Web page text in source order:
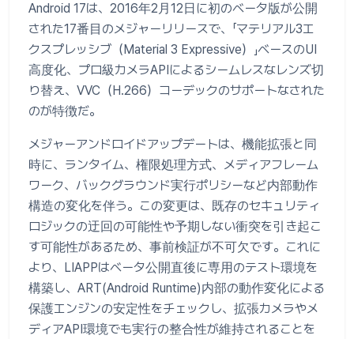
Android 17は、2016年2月12日に初のベータ版が公開
された17番目のメジャーリリースで、「マテリアル3エ
クスプレッシブ（Material 3 Expressive）」ベースのUI
高度化、プロ級カメラAPIによるシームレスなレンズ切
り替え、VVC（H.266）コーデックのサポートなされた
のが特徴だ。
メジャーアンドロイドアップデートは、機能拡張と同
時に、ランタイム、権限処理方式、メディアフレーム
ワーク、バックグラウンド実行ポリシーなど内部動作
構造の変化を伴う。この変更は、既存のセキュリティ
ロジックの迂回の可能性や予期しない衝突を引き起こ
す可能性があるため、事前検証が不可欠です。これに
より、LIAPPはベータ公開直後に専用のテスト環境を
構築し、ART(Android Runtime)内部の動作変化による
保護エンジンの安定性をチェックし、拡張カメラやメ
ディアAPI環境でも実行の整合性が維持されることを